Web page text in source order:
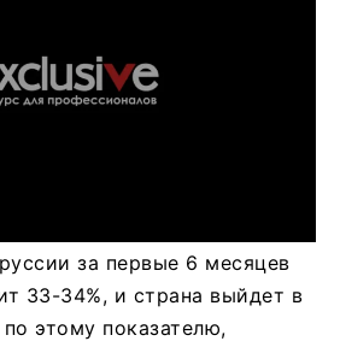
за первые 6 месяцев
33-34%, и страна выйдет в
этому показателю,